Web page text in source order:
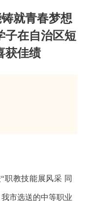
就青春梦想
在自治区短
获佳绩
职教技能展风采 同
市选送的中等职业